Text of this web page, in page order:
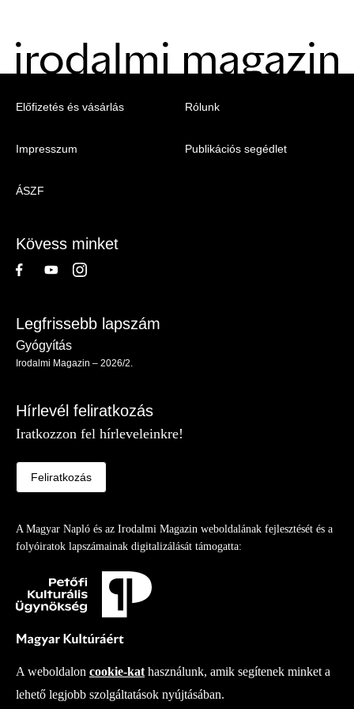
Menu
Irodalmi
Előfizetés és vásárlás
Impresszum
ÁSZF
Rólunk
Publikációs segédlet
Kövess minket
Legfrissebb lapszám
Gyógyítás
Irodalmi Magazin – 2026/2.
Hírlevél feliratkozás
Iratkozzon fel hírleveleinkre!
Feliratkozás
A Magyar Napló és az Irodalmi Magazin weboldalának fejlesztését és a
folyóiratok lapszámainak digitalizálását támogatta:
A weboldalon cookie-kat használunk, amik segítenek minket a
lehető legjobb szolgáltatások nyújtásában.